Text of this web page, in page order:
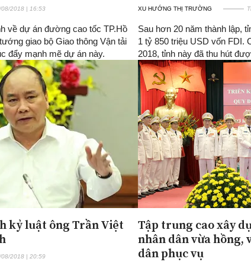
08/2018 | 16:53
về dự án đường cao tốc TP.Hồ
giao bộ Giao thông Vận tải
đẩy mạnh mẽ dự án này.
XU HƯỚNG THỊ TRƯỜNG
Sau hơn 20 năm thành lập,
1 tỷ 850 triệu USD vốn FDI.
2018, tỉnh này đã thu hút
kỷ luật ông Trần Việt
08/2018 | 20:59
Tập trung cao xây
nhân dân vừa hồng,
dân phục vụ